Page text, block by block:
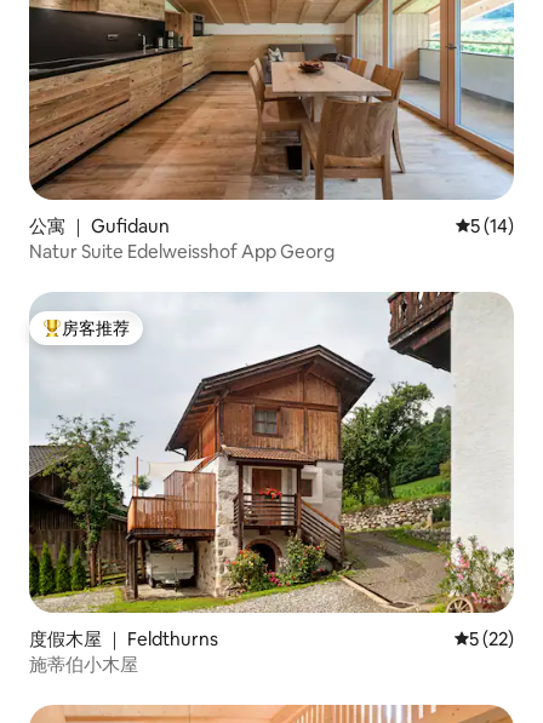
公寓 ｜ Gufidaun 平均评分
5 (14)
Natur Suite Edelweisshof App Georg
热门「房客推荐」
房客推荐
度假木屋 ｜ Feldthurns 平均评分
5 (22)
施蒂伯小木屋